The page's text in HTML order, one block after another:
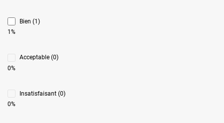
Bien (1)
1%
Acceptable (0)
0%
Insatisfaisant (0)
0%